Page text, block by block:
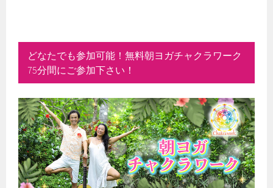
どなたでも参加可能！無料朝ヨガチャクラワーク
75分間にご参加下さい！